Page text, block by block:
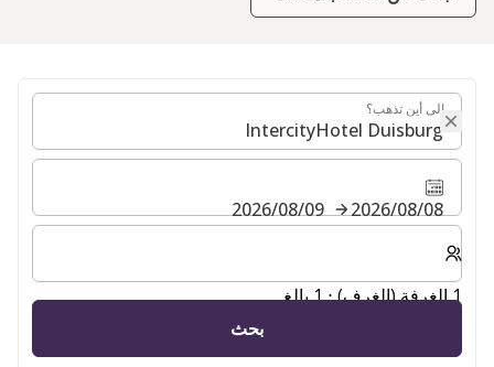
إلى أين تذهب؟
إلى أين تذهب؟
08‏/08‏/2026
09‏/08‏/2026
حدد عدد الغرف والضيوف لإقامتك
1 الغرفة (الغرف) ⋅ 1 بالغ
بحث